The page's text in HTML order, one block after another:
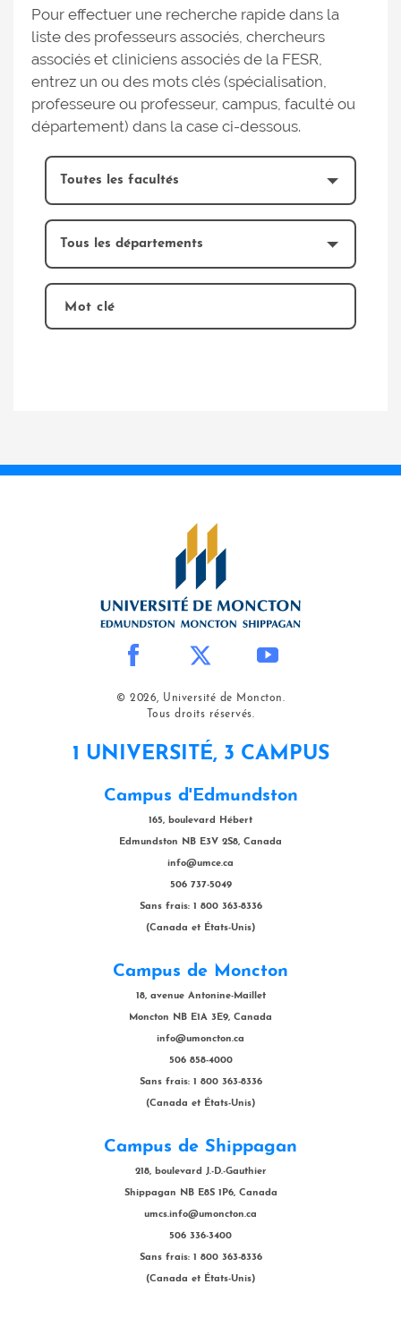
Pour effectuer une recherche rapide dans la
liste des professeurs associés, chercheurs
associés et cliniciens associés de la FESR,
entrez un ou des mots clés (spécialisation,
professeure ou professeur, campus, faculté ou
département) dans la case ci-dessous.
© 2026, Université de Moncton.
Tous droits réservés.
1 UNIVERSITÉ, 3 CAMPUS
Campus d'Edmundston
165, boulevard Hébert
Edmundston NB E3V 2S8, Canada
info@umce.ca
506 737-5049
Sans frais: 1 800 363-8336
(Canada et États-Unis)
Campus de Moncton
18, avenue Antonine-Maillet
Moncton NB E1A 3E9, Canada
info@umoncton.ca
506 858-4000
Sans frais: 1 800 363-8336
(Canada et États-Unis)
Campus de Shippagan
218, boulevard J.-D.-Gauthier
Shippagan NB E8S 1P6, Canada
umcs.info@umoncton.ca
506 336-3400
Sans frais: 1 800 363-8336
(Canada et États-Unis)